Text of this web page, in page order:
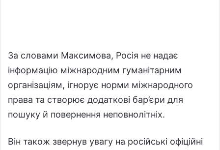
За словами Максимова, Росія не надає
інформацію міжнародним гуманітарним
організаціям, ігнорує норми міжнародного
права та створює додаткові бар’єри для
пошуку й повернення неповнолітніх.
Він також звернув увагу на російські офіційні